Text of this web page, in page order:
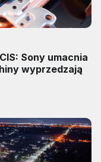
Sony umacnia
wyprzedzają